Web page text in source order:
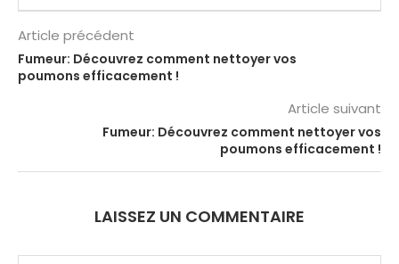
Article précédent
Fumeur: Découvrez comment nettoyer vos
poumons efficacement !
Article suivant
Fumeur: Découvrez comment nettoyer vos
poumons efficacement !
LAISSEZ UN COMMENTAIRE